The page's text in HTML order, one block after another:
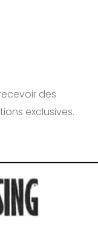
des
exclusives.